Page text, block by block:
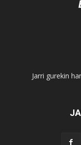
Jarri gurekin